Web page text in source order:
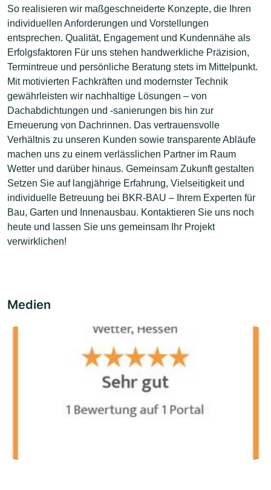
So realisieren wir maßgeschneiderte Konzepte, die Ihren
individuellen Anforderungen und Vorstellungen
entsprechen. Qualität, Engagement und Kundennähe als
Erfolgsfaktoren Für uns stehen handwerkliche Präzision,
Termintreue und persönliche Beratung stets im Mittelpunkt.
Mit motivierten Fachkräften und modernster Technik
gewährleisten wir nachhaltige Lösungen – von
Dachabdichtungen und -sanierungen bis hin zur
Erneuerung von Dachrinnen. Das vertrauensvolle
Verhältnis zu unseren Kunden sowie transparente Abläufe
machen uns zu einem verlässlichen Partner im Raum
Wetter und darüber hinaus. Gemeinsam Zukunft gestalten
Setzen Sie auf langjährige Erfahrung, Vielseitigkeit und
individuelle Betreuung bei BKR-BAU – Ihrem Experten für
Bau, Garten und Innenausbau. Kontaktieren Sie uns noch
heute und lassen Sie uns gemeinsam Ihr Projekt
verwirklichen!
Medien